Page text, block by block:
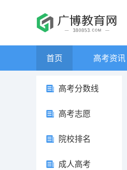
首页 高考资讯
高考分数线
高考志愿
院校排名
成人高考